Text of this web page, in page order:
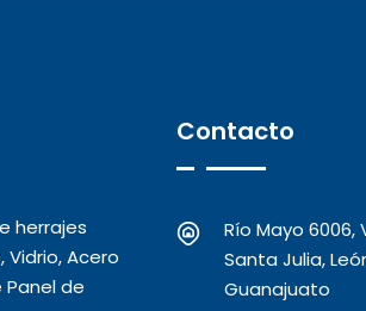
herrajes
Vidrio, Acero
de
Contacto
Río Mayo 6006,
Santa Julia,
Guanajuato